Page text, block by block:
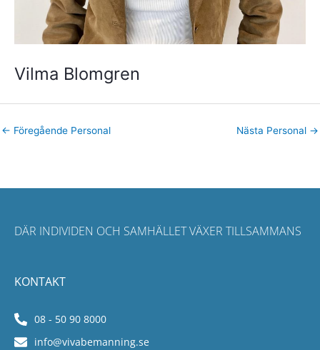
Vilma Blomgren
← Föregående Personal Nästa Personal →
DÄR INDIVIDEN OCH SAMHÄLLET VÄXER TILLSAMMANS
KONTAKT
08 - 50 90 8000
info@vivabemanning.se